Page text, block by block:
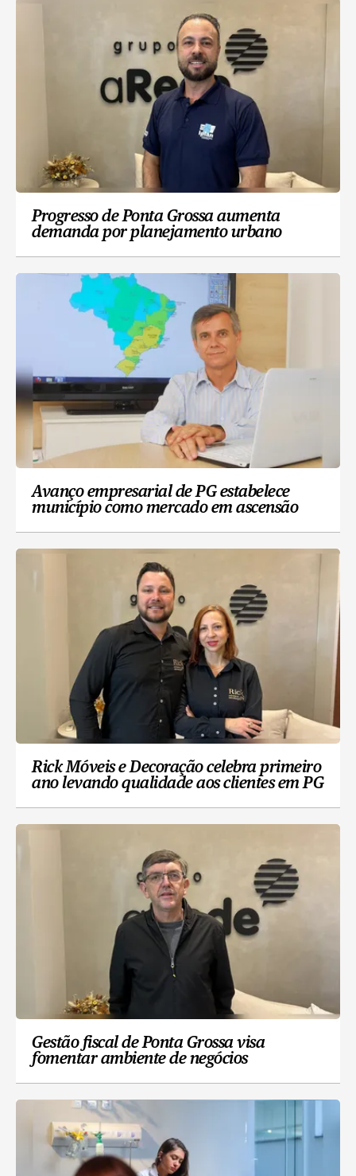
Progresso de Ponta Grossa aumenta
demanda por planejamento urbano
Avanço empresarial de PG estabelece
município como mercado em ascensão
Rick Móveis e Decoração celebra primeiro
ano levando qualidade aos clientes em PG
Gestão fiscal de Ponta Grossa visa
fomentar ambiente de negócios